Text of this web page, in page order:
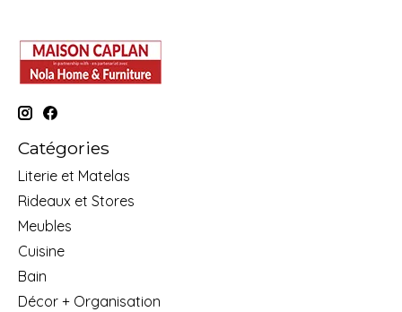
Catégories
Literie et Matelas
Rideaux et Stores
Meubles
Cuisine
Bain
Décor + Organisation